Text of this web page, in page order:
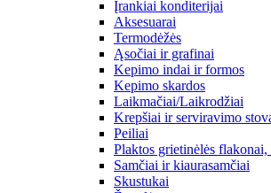
Įrankiai konditerijai
Aksesuarai
Termodėžės
Ąsočiai ir grafinai
Kepimo indai ir formos
Kepimo skardos
Laikmačiai/Laikrodžiai
Krepšiai ir serviravimo
Peiliai
Plaktos grietinėlės
Samčiai ir kiaurasamčiai
Skustukai